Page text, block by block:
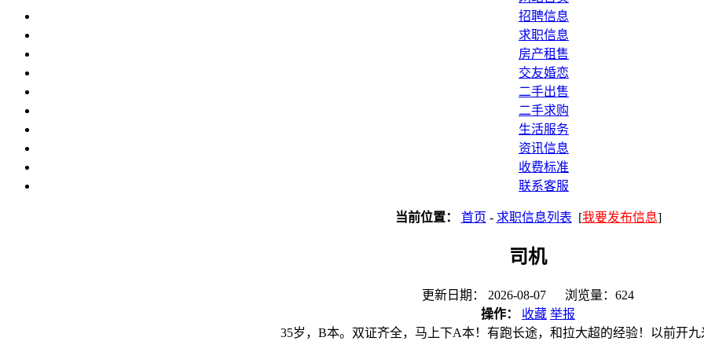
招聘信息
求职信息
房产租售
交友婚恋
二手出售
二手求购
生活服务
资讯信息
收费标准
联系客服
当前位置： 首页 - 求职信息列表 [我要发布信息]
司机
更新日期： 2026-08-07 浏览量：624
操作：
收藏 举报
35岁，B本。双证齐全，马上下A本！有跑长途，和拉大超的经验！以前开九